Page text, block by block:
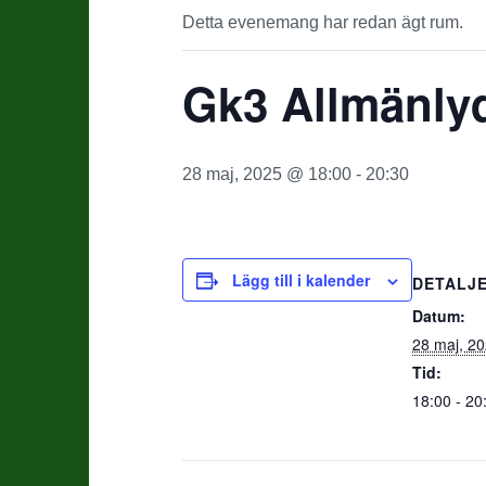
Detta evenemang har redan ägt rum.
Gk3
28 maj, 2025 @ 18:00 - 20:30
Lägg till i kalender
Datum:
28 maj,
Tid:
18:00 -